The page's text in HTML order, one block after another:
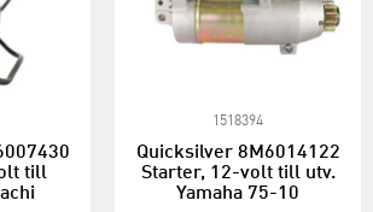
till
1518394
Quicksilver 8M6014122
Starter, 12-volt till utv.
Yamaha 75-10